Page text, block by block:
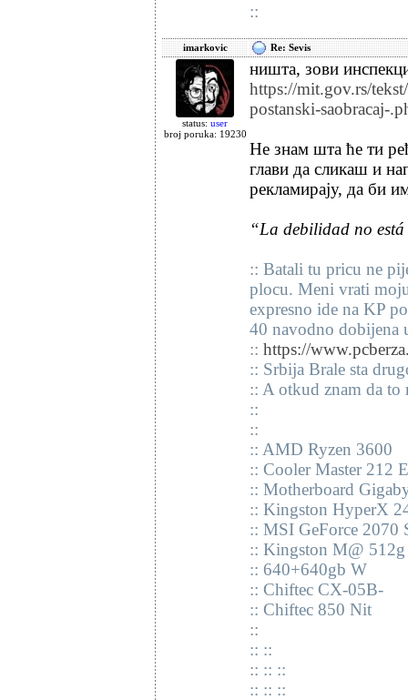
::
imarkovic Re: Sevis
status: user
broj poruka: 19230
ништа, зови
https://mit.gov.rs/
postanski-saobracaj-
Не знам шта ће ти
глави да сликаш и
рекламирају, да би
“La debilidad no está
:: Batali tu pricu ne
plocu. Meni vrati
expresno ide na KP
40 navodno dobijena
:: https://
:: Srbija Brale sta
:: A otkud znam da to
::
::
:: AMD Ryzen 3600
:: Cooler Master 212
:: Motherboard
:: Kingston HyperX
:: MSI GeForce 2070
:: Kingston M@ 512g
:: 640+640gb W
:: Chiftec CX-05B-
:: Chiftec 850 Nit
::
:: ::
:: :: ::
:: :: ::